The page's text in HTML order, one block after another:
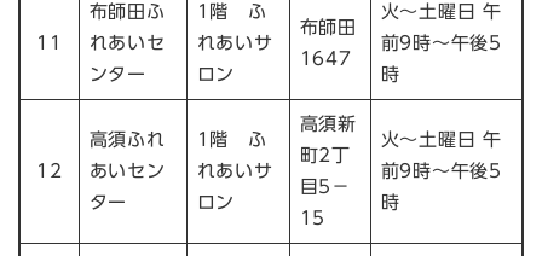
11
布師田ふ
れあいセ
ンター
1階 ふ
れあいサ
ロン
布師田
1647
火～土曜日 午
前9時～午後5
時
12
高須ふれ
あいセン
ター
1階 ふ
れあいサ
ロン
高須新
町2丁
目5－
15
火～土曜日 午
前9時～午後5
時